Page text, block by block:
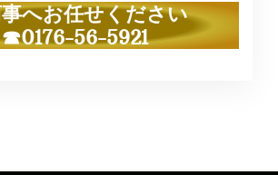
事へお任せください
☎0176-56-5921